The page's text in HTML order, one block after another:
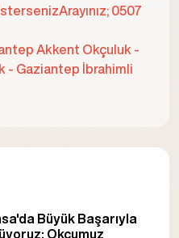
0507
Akkent Okçuluk -
- Gaziantep İbrahimli
Büyük Başarıyla
Okçumuz